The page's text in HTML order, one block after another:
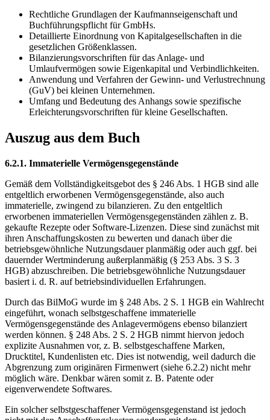
Rechtliche Grundlagen der Kaufmannseigenschaft und
Buchführungspflicht für GmbHs.
Detaillierte Einordnung von Kapitalgesellschaften in die
gesetzlichen Größenklassen.
Bilanzierungsvorschriften für das Anlage- und
Umlaufvermögen sowie Eigenkapital und Verbindlichkeiten.
Anwendung und Verfahren der Gewinn- und Verlustrechnung
(GuV) bei kleinen Unternehmen.
Umfang und Bedeutung des Anhangs sowie spezifische
Erleichterungsvorschriften für kleine Gesellschaften.
Auszug aus dem Buch
6.2.1. Immaterielle Vermögensgegenstände
Gemäß dem Vollständigkeitsgebot des § 246 Abs. 1 HGB sind alle
entgeltlich erworbenen Vermögensgegenstände, also auch
immaterielle, zwingend zu bilanzieren. Zu den entgeltlich
erworbenen immateriellen Vermögensgegenständen zählen z. B.
gekaufte Rezepte oder Software-Lizenzen. Diese sind zunächst mit
ihren Anschaffungskosten zu bewerten und danach über die
betriebsgewöhnliche Nutzungsdauer planmäßig oder auch ggf. bei
dauernder Wertminderung außerplanmäßig (§ 253 Abs. 3 S. 3
HGB) abzuschreiben. Die betriebsgewöhnliche Nutzungsdauer
basiert i. d. R. auf betriebsindividuellen Erfahrungen.
Durch das BilMoG wurde im § 248 Abs. 2 S. 1 HGB ein Wahlrecht
eingeführt, wonach selbstgeschaffene immaterielle
Vermögensgegenstände des Anlagevermögens ebenso bilanziert
werden können. § 248 Abs. 2 S. 2 HGB nimmt hiervon jedoch
explizite Ausnahmen vor, z. B. selbstgeschaffene Marken,
Drucktitel, Kundenlisten etc. Dies ist notwendig, weil dadurch die
Abgrenzung zum originären Firmenwert (siehe 6.2.2) nicht mehr
möglich wäre. Denkbar wären somit z. B. Patente oder
eigenverwendete Softwares.
Ein solcher selbstgeschaffener Vermögensgegenstand ist jedoch